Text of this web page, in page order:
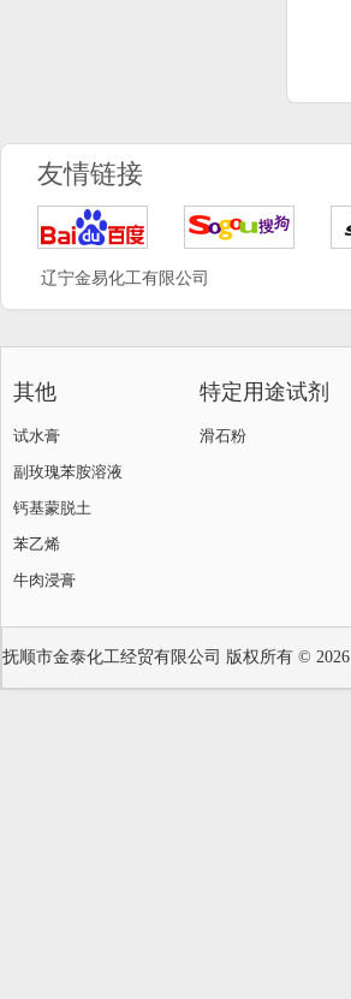
友情链接
辽宁金易化工有限公司
其他
试水膏
副玫瑰苯胺溶液
钙基蒙脱土
苯乙烯
牛肉浸膏
特定用途试剂
滑石粉
抚顺市金泰化工经贸有限公司 版权所有 © 2026